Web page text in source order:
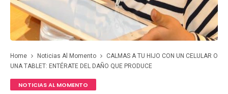
Home Noticias Al Momento
CALMAS A TU HIJO CON UN CELULAR O
UNA TABLET: ENTÉRATE DEL DAÑO QUE PRODUCE
NOTICIAS AL MOMENTO